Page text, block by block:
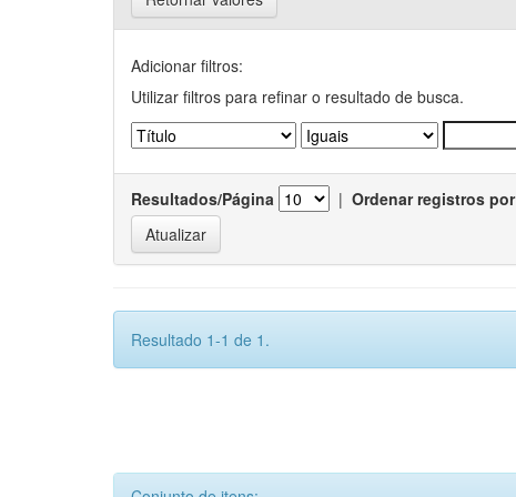
Adicionar filtros:
Utilizar filtros para refinar o resultado de busca.
Resultados/Página | Ordenar registros por
Resultado 1-1 de 1.